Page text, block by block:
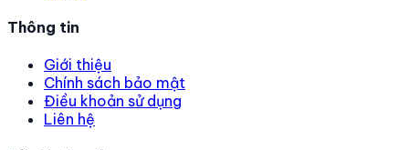
Thông tin
Giới thiệu
Chính sách bảo mật
Điều khoản sử dụng
Liên hệ